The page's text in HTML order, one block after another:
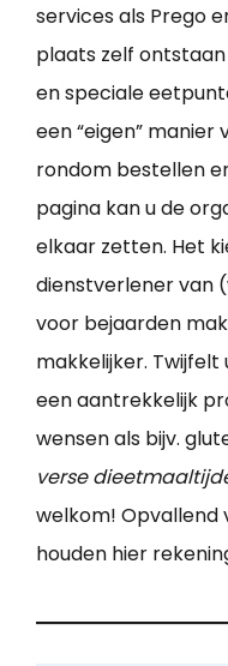
services als Prego
plaats zelf
en speciale
een “eigen”
rondom bestellen
pagina kan u de
elkaar zetten. Het
dienstverlener van
voor bejaarden
makkelijker.
een aantrekkelijk
wensen als bijv.
verse
welkom!
houden hier